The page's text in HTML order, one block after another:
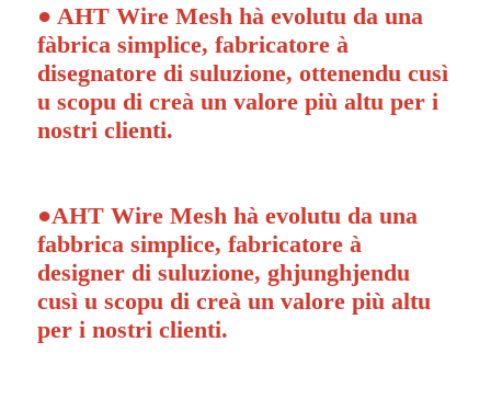
● AHT Wire Mesh hà evolutu da una
fàbrica simplice, fabricatore à
disegnatore di suluzione, ottenendu cusì
u scopu di creà un valore più altu per i
nostri clienti.
●AHT Wire Mesh hà evolutu da una
fabbrica simplice, fabricatore à
designer di suluzione, ghjunghjendu
cusì u scopu di creà un valore più altu
per i nostri clienti.